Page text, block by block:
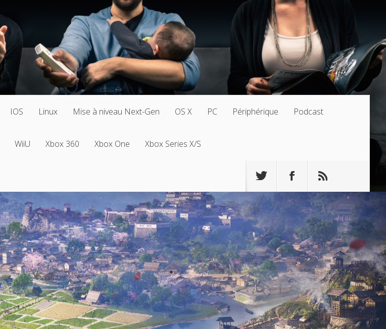
IOS Linux Mise à niveau Next-Gen OS X PC Périphérique Podcast
WiiU Xbox 360 Xbox One Xbox Series X/S